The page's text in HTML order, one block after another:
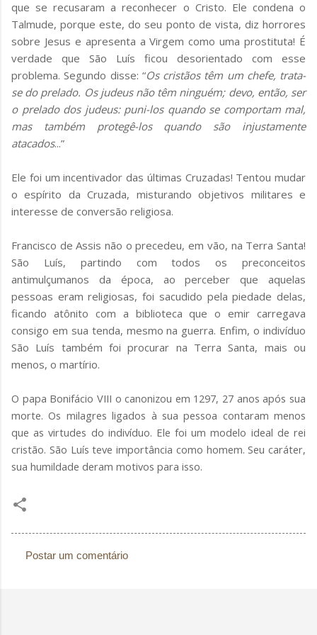
que se recusaram a reconhecer o Cristo. Ele condena o
Talmude, porque este, do seu ponto de vista, diz horrores
sobre Jesus e apresenta a Virgem como uma prostituta! É
verdade que São Luís ficou desorientado com esse
problema. Segundo disse: “Os cristãos têm um chefe, trata-
se do prelado. Os judeus não têm ninguém; devo, então, ser
o prelado dos judeus: puni-los quando se comportam mal,
mas também protegê-los quando são injustamente
atacados...”
Ele foi um incentivador das últimas Cruzadas! Tentou mudar
o espírito da Cruzada, misturando objetivos militares e
interesse de conversão religiosa.
Francisco de Assis não o precedeu, em vão, na Terra Santa!
São Luís, partindo com todos os preconceitos
antimulçumanos da época, ao perceber que aquelas
pessoas eram religiosas, foi sacudido pela piedade delas,
ficando atônito com a biblioteca que o emir carregava
consigo em sua tenda, mesmo na guerra. Enfim, o indivíduo
São Luís também foi procurar na Terra Santa, mais ou
menos, o martírio.
O papa Bonifácio VIII o canonizou em 1297, 27 anos após sua
morte. Os milagres ligados à sua pessoa contaram menos
que as virtudes do indivíduo. Ele foi um modelo ideal de rei
cristão. São Luís teve importância como homem. Seu caráter,
sua humildade deram motivos para isso.
C
Postar um comentário